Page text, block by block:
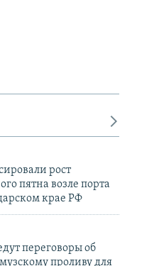
рост
пятна возле порта
крае РФ
переговоры об
проливу для